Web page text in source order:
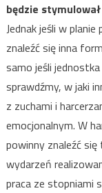
będzie
Jednak jeśli w
znaleźć się inna
samo jeśli
sprawdźmy, w jaki
z zuchami i
emocjonalnym. W
powinny znaleźć
wydarzeń
praca ze stopniami